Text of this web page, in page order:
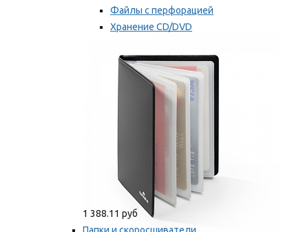
Файлы с перфорацией
Хранение CD/DVD
Мы рекомендуем
1 388.11 руб